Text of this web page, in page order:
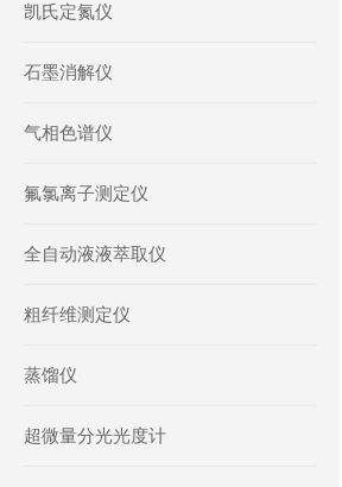
凯氏定氮仪
石墨消解仪
气相色谱仪
氟氯离子测定仪
全自动液液萃取仪
粗纤维测定仪
蒸馏仪
超微量分光光度计